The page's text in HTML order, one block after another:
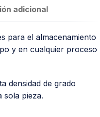
adicional
para el almacenamiento
y en cualquier proceso
densidad de grado
sola pieza.